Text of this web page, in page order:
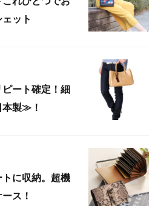
ット
ート確定！細
製≫！
に収納。超機
ス！